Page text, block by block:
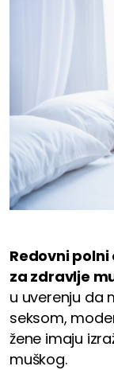
Redovni
za zdravlje
u uverenju da
seksom,
žene imaju
muškog.